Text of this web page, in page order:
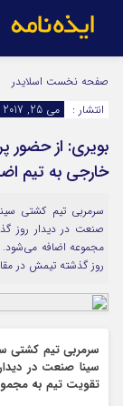
اینستاگرام
سروش
آپارات
رمز عبور
مرا به خاطر بسپار
صفحه نخست اسلایدر
انتشار :
می 25, 2017 - 9:28 ق.ظ
بویری: از حضور
خارجی به تیم
سرمربی تیم کشتی
صنعت در دیدار روز
مجموعه اضافه می‌شود.
روز گذشته تیمش در
سرمربی تیم کشتی
سینا صنعت در
تقویت تیم به